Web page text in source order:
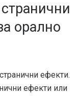
орално
ефекти.
ефекти или